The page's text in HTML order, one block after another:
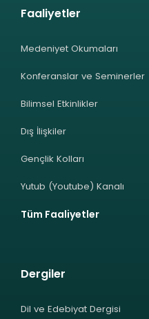
Faaliyetler
Medeniyet Okumaları
Konferanslar ve Seminerler
Bilimsel Etkinlikler
Dış İlişkiler
Gençlik Kolları
Yutub (Youtube) Kanalı
Tüm Faaliyetler
Dergiler
Dil ve Edebiyat Dergisi